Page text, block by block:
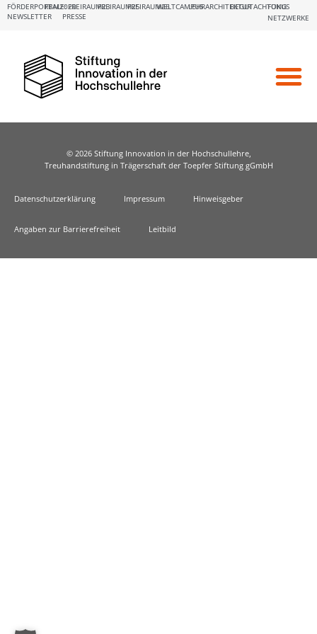
NEWSLETTER PRESSE
FÖRDERPORTALE:
FBM2020FREIRAUM23FREIRAUM25FREIRAUM26WELTCAMPUSLEHRARCHITEKTURBEGUTACHTUNG
FOKUS
NETZWERKE
© 2026 Stiftung Innovation in der Hochschullehre,
Treuhandstiftung in Trägerschaft der Toepfer Stiftung gGmbH
Datenschutzerklärung Impressum Hinweisgeber
Angaben zur Barrierefreiheit Leitbild